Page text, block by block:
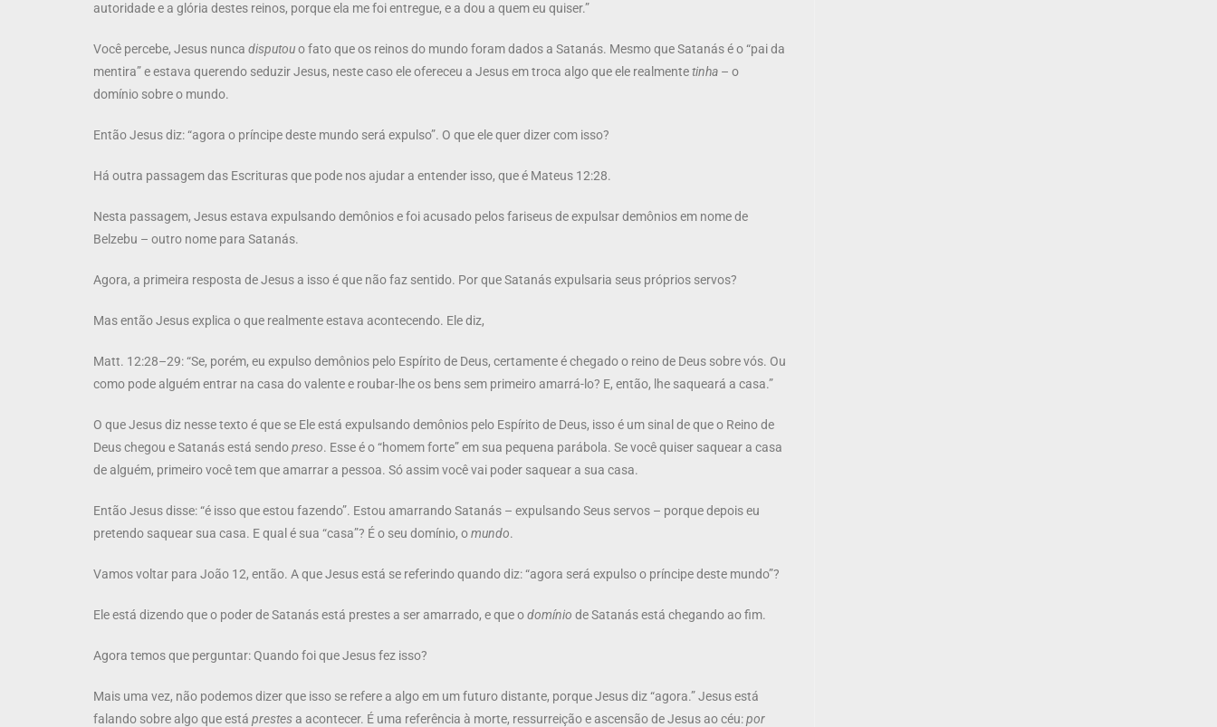
autoridade e a glória destes reinos, porque ela me foi entregue, e a dou a quem eu quiser.”
Você percebe, Jesus nunca disputouo fato que os reinos do mundo foram dados a Satanás. Mesmo que Satanás é o “pai da
mentira” e estava querendo seduzir Jesus, neste caso ele ofereceu a Jesus em troca algo que ele realmentetinha – o
domínio sobre o mundo.
Então Jesus diz: “agora o príncipe deste mundo será expulso”. O que ele quer dizer com isso?
Há outra passagem das Escrituras que pode nos ajudar a entender isso, que é Mateus 12:28.
Nesta passagem, Jesus estava expulsando demônios e foi acusado pelos fariseus de expulsar demônios em nome de
Belzebu – outro nome para Satanás.
Agora, a primeira resposta de Jesus a isso é que não faz sentido. Por que Satanás expulsaria seus próprios servos?
Mas então Jesus explica o que realmente estava acontecendo. Ele diz,
Matt. 12:28–29: “Se, porém, eu expulso demônios pelo Espírito de Deus, certamente é chegado o reino de Deus sobre vós. Ou
como pode alguém entrar na casa do valente e roubar-lhe os bens sem primeiro amarrá-lo? E, então, lhe saqueará a casa.”
O que Jesus diz nesse texto é que se Ele está expulsando demônios pelo Espírito de Deus, isso é um sinal de que o Reino de
Deus chegou e Satanás está sendopreso. Esse é o “homem forte” em sua pequena parábola. Se você quiser saquear a casa
de alguém, primeiro você tem que amarrar a pessoa. Só assim você vai poder saquear a sua casa.
Então Jesus disse: “é isso que estou fazendo”. Estou amarrando Satanás – expulsando Seus servos – porque depois eu
pretendo saquear sua casa. E qual é sua “casa”? É o seu domínio, omundo.
Vamos voltar para João 12, então. A que Jesus está se referindo quando diz: “agora será expulso o príncipe deste mundo”?
Ele está dizendo que o poder de Satanás está prestes a ser amarrado, e que odomínio de Satanás está chegando ao fim.
Agora temos que perguntar: Quando foi que Jesus fez isso?
Mais uma vez, não podemos dizer que isso se refere a algo em um futuro distante, porque Jesus diz “agora.” Jesus está
falando sobre algo que está prestesa acontecer. É uma referência à morte, ressurreição e ascensão de Jesus ao céu:por